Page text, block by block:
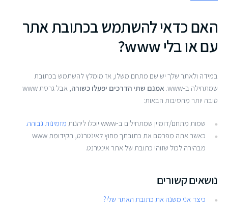
האם כדאי להשתמש בכתובת אתר
עם או בלי www?
במידה ולאתר שלך יש שם מתחם משלו, אז מומלץ להשתמש בכתובת
שמתחילה ב-www.
אמנם שתי הדרכים יפעלו כשורה
, אבל גרסת www
טובה יותר מהסיבות הבאות:
שמות מתחם/דומיין שמתחילים ב-www יוכלו ליהנות
מזמינות גבוהה.
כאשר אתה מפרסם את כתובתך מחוץ לאינטרנט, הקידומת www
מבהירה לכול שזוהי כתובת של אתר אינטרנט.
נושאים קשורים
כיצד אני משנה את כתובת האתר שלי?